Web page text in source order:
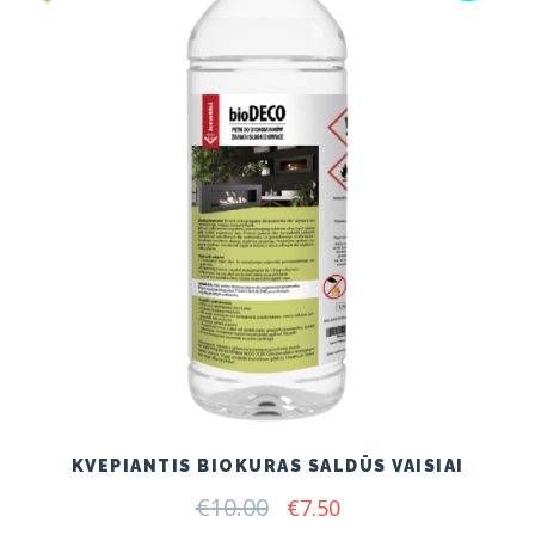
KVEPIANTIS BIOKURAS SALDŪS VAISIAI
€10.00 Original
€7.50Current